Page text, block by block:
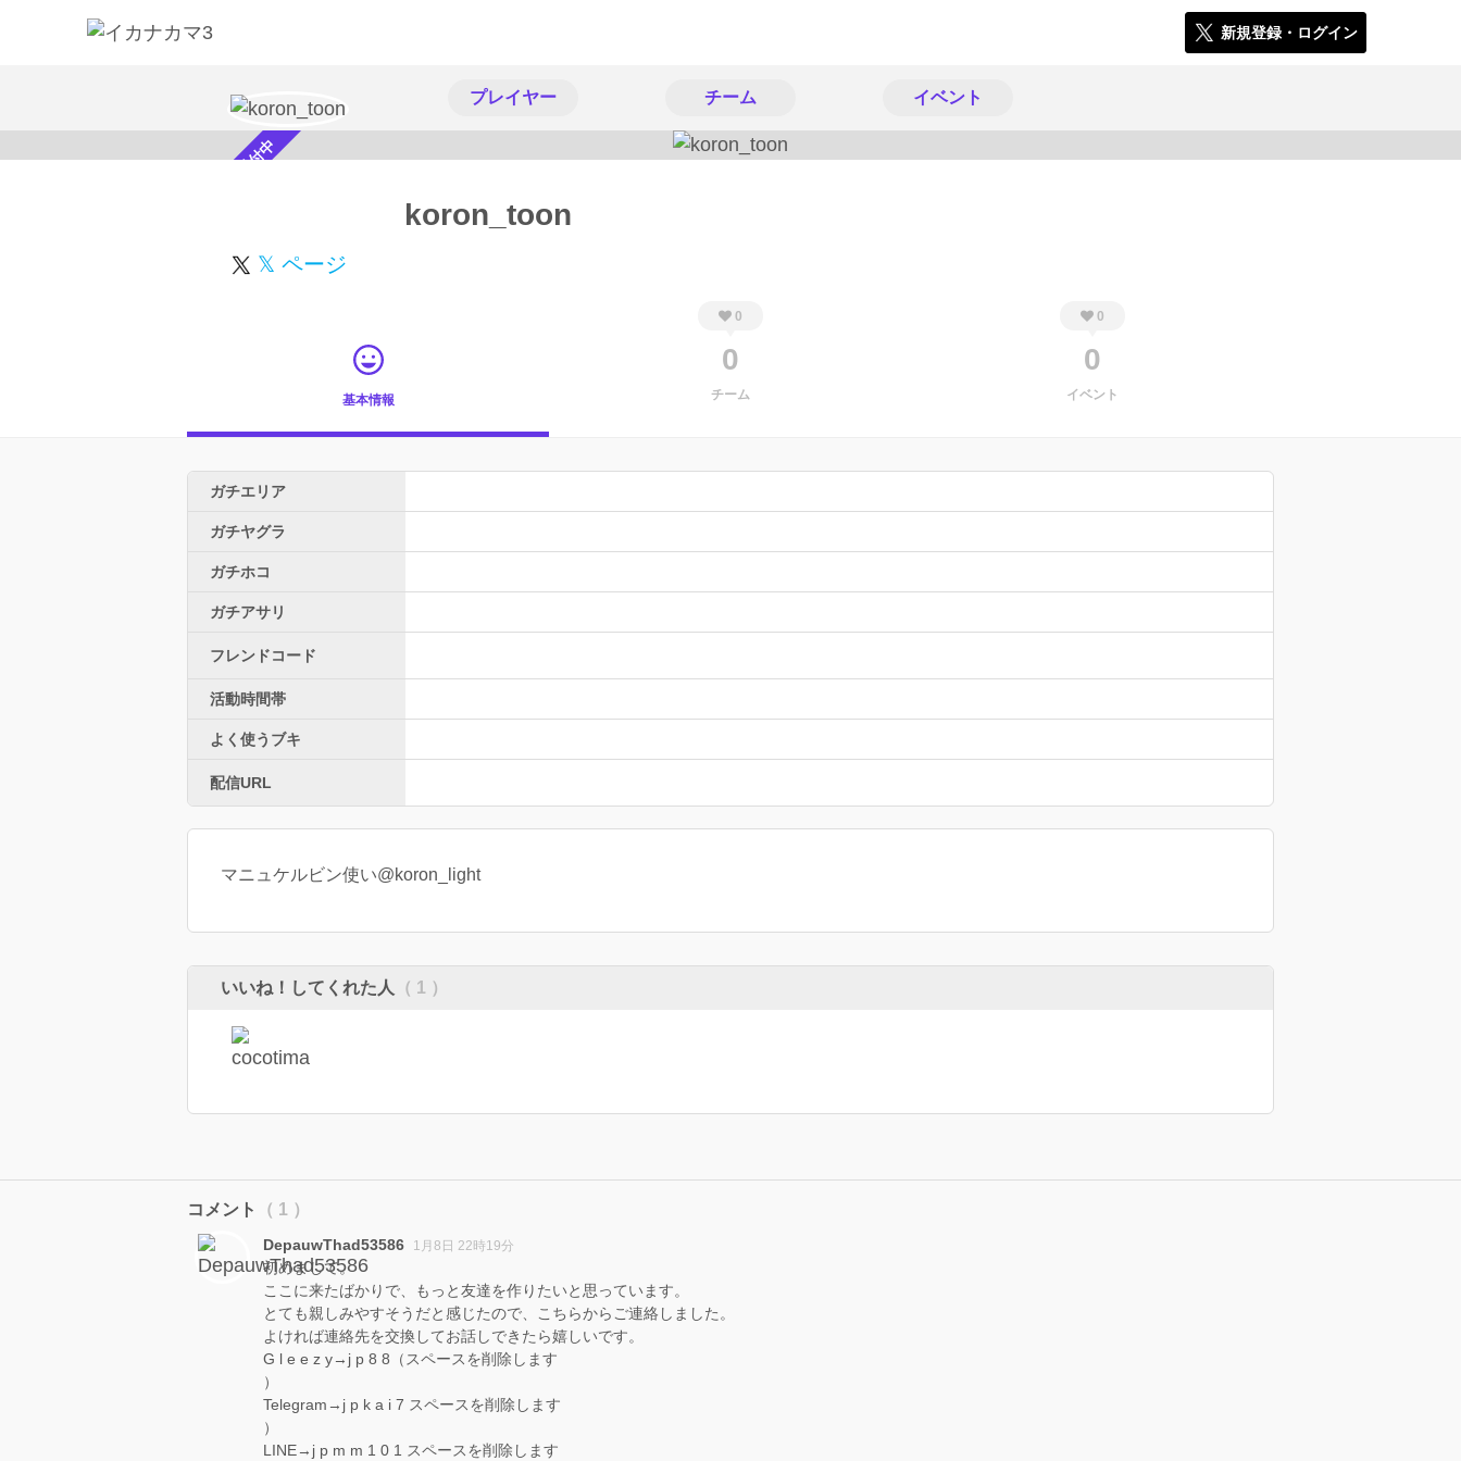
新規登録・ログイン
プレイヤー チーム イベント
スカウト受付中 koron_toon
𝕏 ページ
基本情報
0
0
チーム
0
0
イベント
ガチエリア
ガチヤグラ
ガチホコ
ガチアサリ
フレンドコード
活動時間帯
よく使うブキ
配信URL
マニュケルビン使い@koron_light
いいね！してくれた人 （ 1 ）
コメント （ 1 ）
DepauwThad53586 1月8日 22時19分
初めまして。
ここに来たばかりで、もっと友達を作りたいと思っています。
とても親しみやすそうだと感じたので、こちらからご連絡しました。
よければ連絡先を交換してお話しできたら嬉しいです。
G l e e z y→j p 8 8（スペースを削除します
）
Telegram→j p k a i 7 スペースを削除します
）
LINE→j p m m 1 0 1 スペースを削除します